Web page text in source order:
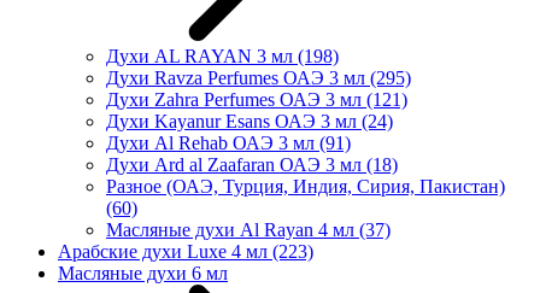
Духи AL RAYAN 3 мл (198)
Духи Ravza Perfumes ОАЭ 3 мл (295)
Духи Zahra Perfumes ОАЭ 3 мл (121)
Духи Kayanur Esans ОАЭ 3 мл (24)
Духи Al Rehab ОАЭ 3 мл (91)
Духи Ard al Zaafaran ОАЭ 3 мл (18)
Разное (ОАЭ, Турция, Индия, Сирия, Пакистан)
(60)
Масляные духи Al Rayan 4 мл (37)
Арабские духи Luxe 4 мл (223)
Масляные духи 6 мл